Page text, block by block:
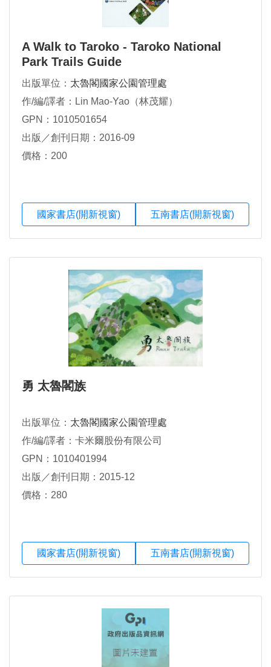
A Walk to Taroko - Taroko National
Park Trails Guide
出版單位： 太魯閣國家公園管理處
作/編/譯者：Lin Mao-Yao（林茂耀）
GPN：1010501654
出版／創刊日期：2016-09
價格：200
國家書店(開新視窗) 五南書店(開新視窗)
勇 太魯閣族
出版單位： 太魯閣國家公園管理處
作/編/譯者：卡米爾股份有限公司
GPN：1010401994
出版／創刊日期：2015-12
價格：280
國家書店(開新視窗) 五南書店(開新視窗)